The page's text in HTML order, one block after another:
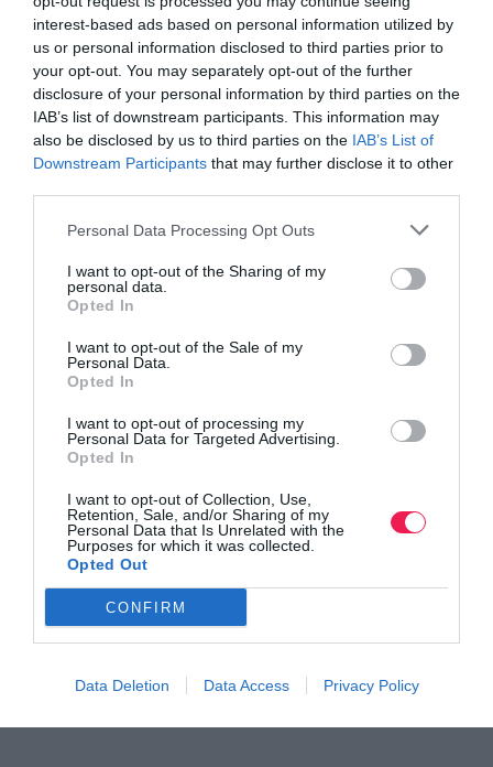
interest-based ads based on personal information utilized by
us or personal information disclosed to third parties prior to
your opt-out. You may separately opt-out of the further
disclosure of your personal information by third parties on the
IAB’s list of downstream participants. This information may
also be disclosed by us to third parties on the IAB’s List of
Downstream Participants that may further disclose it to other
Personal Data Processing Opt Outs
I want to opt-out of the Sharing of my
personal data.
Opted In
I want to opt-out of the Sale of my
Personal Data.
Opted In
I want to opt-out of processing my
Personal Data for Targeted Advertising.
Opted In
I want to opt-out of Collection, Use,
Retention, Sale, and/or Sharing of my
Personal Data that Is Unrelated with the
Purposes for which it was collected.
Opted Out
CONFIRM
Data Deletion Data Access Privacy Policy
Γίνε Συνδρομητής
Βρες το RUNNER!
Όλα τα Τεύχη